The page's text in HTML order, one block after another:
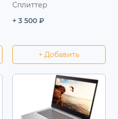
Сплиттер
+ 3 500 ₽
+ Добавить